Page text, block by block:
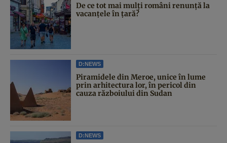
De ce tot mai mulți români renunță la
vacanțele în țară?
D:NEWS
Piramidele din Meroe, unice în lume
prin arhitectura lor, în pericol din
cauza războiului din Sudan
D:NEWS